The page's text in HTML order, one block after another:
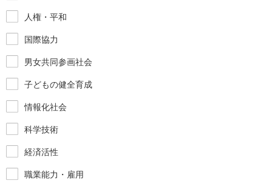
人権・平和
国際協力
男女共同参画社会
子どもの健全育成
情報化社会
科学技術
経済活性
職業能力・雇用